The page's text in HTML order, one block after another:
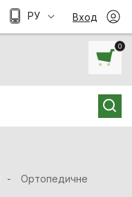
0
РУ Вход
Ортопедичне